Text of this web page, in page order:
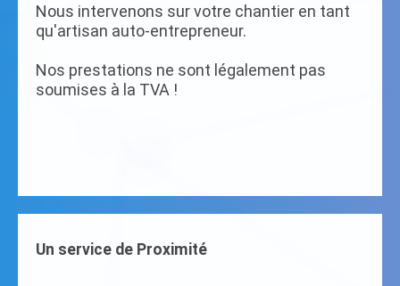
Nous intervenons sur votre chantier en tant
qu'artisan auto-entrepreneur.
Nos prestations ne sont légalement pas
soumises à la TVA !
Un service de Proximité